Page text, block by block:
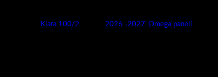
Kiara 100/2 2026 -2027 Omega paneli